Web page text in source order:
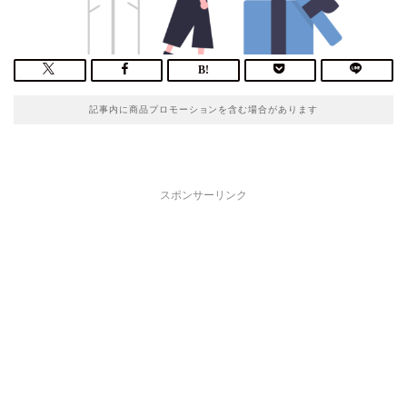
記事内に商品プロモーションを含む場合があります
スポンサーリンク